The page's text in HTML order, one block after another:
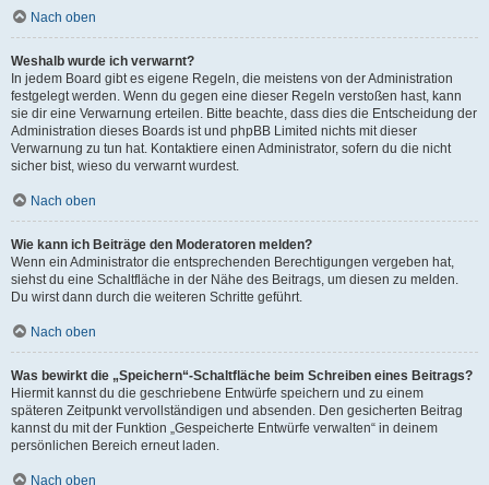
Nach oben
Weshalb wurde ich verwarnt?
In jedem Board gibt es eigene Regeln, die meistens von der Administration
festgelegt werden. Wenn du gegen eine dieser Regeln verstoßen hast, kann
sie dir eine Verwarnung erteilen. Bitte beachte, dass dies die Entscheidung der
Administration dieses Boards ist und phpBB Limited nichts mit dieser
Verwarnung zu tun hat. Kontaktiere einen Administrator, sofern du die nicht
sicher bist, wieso du verwarnt wurdest.
Nach oben
Wie kann ich Beiträge den Moderatoren melden?
Wenn ein Administrator die entsprechenden Berechtigungen vergeben hat,
siehst du eine Schaltfläche in der Nähe des Beitrags, um diesen zu melden.
Du wirst dann durch die weiteren Schritte geführt.
Nach oben
Was bewirkt die „Speichern“-Schaltfläche beim Schreiben eines Beitrags?
Hiermit kannst du die geschriebene Entwürfe speichern und zu einem
späteren Zeitpunkt vervollständigen und absenden. Den gesicherten Beitrag
kannst du mit der Funktion „Gespeicherte Entwürfe verwalten“ in deinem
persönlichen Bereich erneut laden.
Nach oben